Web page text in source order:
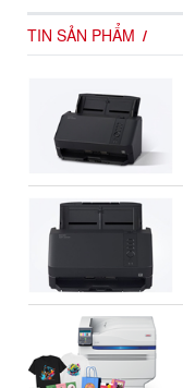
TIN SẢN PHẨM